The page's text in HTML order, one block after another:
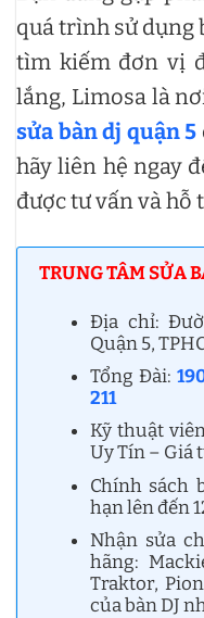
quá trình sử dụng
tìm kiếm đơn vị
lắng, Limosa là
sửa bàn dj quận 5
hãy liên hệ ngay
được tư vấn và hỗ
TRUNG TÂM SỬA
Địa chỉ:
Quận 5,
Tổng Đài:
211
Kỹ thuật
Uy Tín – Giá
Chính sách
hạn lên đến
Nhận sửa
hãng:
Traktor,
của bàn DJ